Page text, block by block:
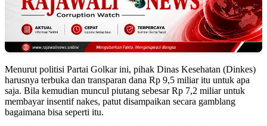
Menurut politisi Partai Golkar ini, pihak Dinas Kesehatan (Dinkes)
harusnya terbuka dan transparan dana Rp 9,5 miliar itu untuk apa
saja. Bila kemudian muncul piutang sebesar Rp 7,2 miliar untuk
membayar insentif nakes, patut disampaikan secara gamblang
bagaimana bisa seperti itu.